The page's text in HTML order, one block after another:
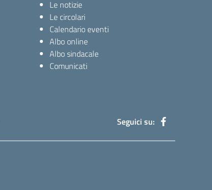
Le notizie
Le circolari
Calendario eventi
Albo online
Albo sindacale
Comunicati
Seguici su: